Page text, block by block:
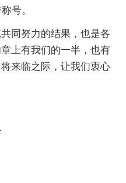
号。
同努力的结果，也是各
上有我们的一半，也有
来临之际，让我们衷心